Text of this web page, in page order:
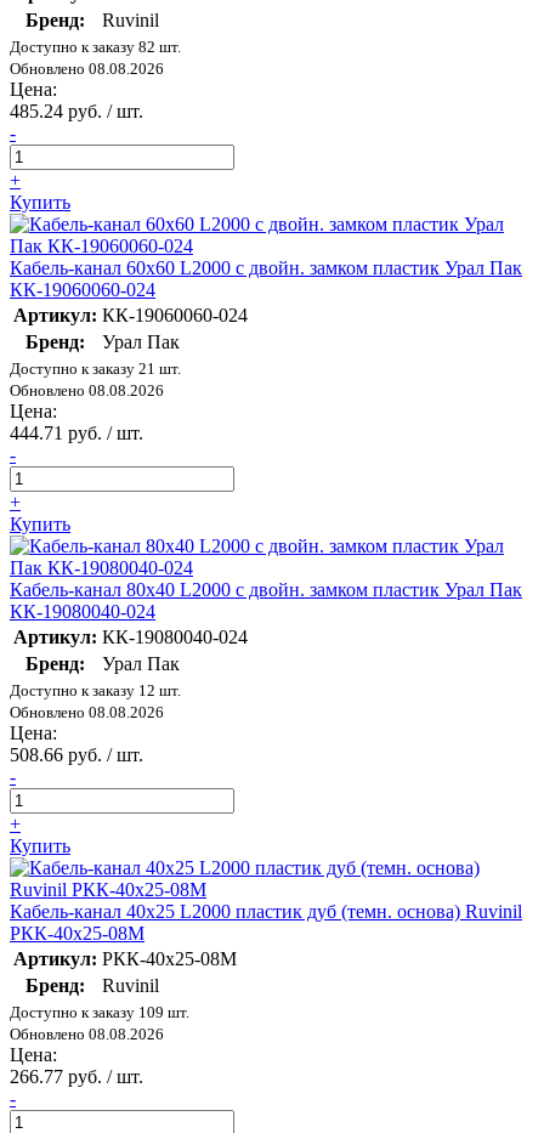
Бренд:
Ruvinil
Доступно к заказу 82 шт.
Обновлено 08.08.2026
Цена:
485.24 руб. / шт.
-
+
Купить
Кабель-канал 60х60 L2000 с двойн. замком пластик Урал Пак
КК-19060060-024
Артикул: КК-19060060-024
Бренд:
Урал Пак
Доступно к заказу 21 шт.
Обновлено 08.08.2026
Цена:
444.71 руб. / шт.
-
+
Купить
Кабель-канал 80х40 L2000 с двойн. замком пластик Урал Пак
КК-19080040-024
Артикул: КК-19080040-024
Бренд:
Урал Пак
Доступно к заказу 12 шт.
Обновлено 08.08.2026
Цена:
508.66 руб. / шт.
-
+
Купить
Кабель-канал 40х25 L2000 пластик дуб (темн. основа) Ruvinil
РКК-40х25-08М
Артикул: РКК-40х25-08М
Бренд:
Ruvinil
Доступно к заказу 109 шт.
Обновлено 08.08.2026
Цена:
266.77 руб. / шт.
-